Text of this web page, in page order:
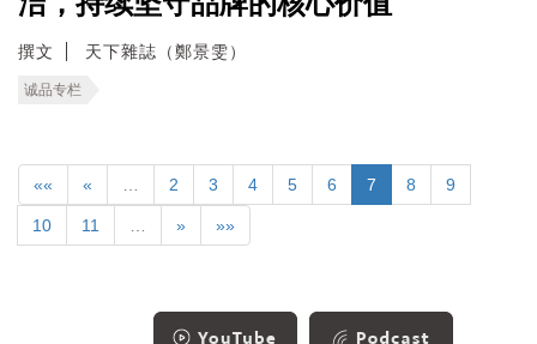
撰文 天下雜誌（鄭景雯）
诚品专栏
«« « 2 3 4 5 6 7 8 9
10 11 » »»